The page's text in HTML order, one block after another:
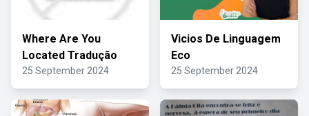
Where Are You
Located Tradução
25 September 2024
Vicios De Linguagem
Eco
25 September 2024